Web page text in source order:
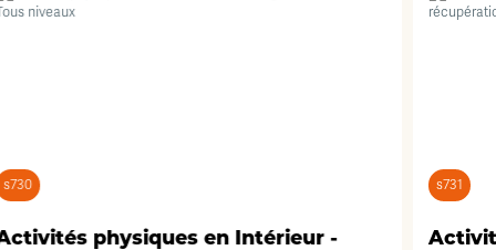
-
Activités physiques en